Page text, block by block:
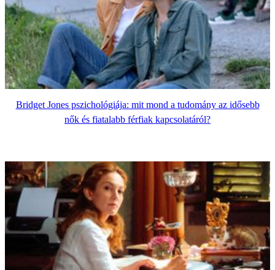
Bridget Jones pszichológiája: mit mond a tudomány az idősebb
nők és fiatalabb férfiak kapcsolatáról?